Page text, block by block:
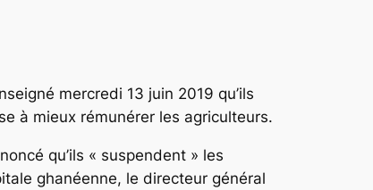
mercredi 13 juin 2019 qu’ils
à mieux rémunérer les agriculteurs.
qu’ils « suspendent » les
ghanéenne, le directeur général